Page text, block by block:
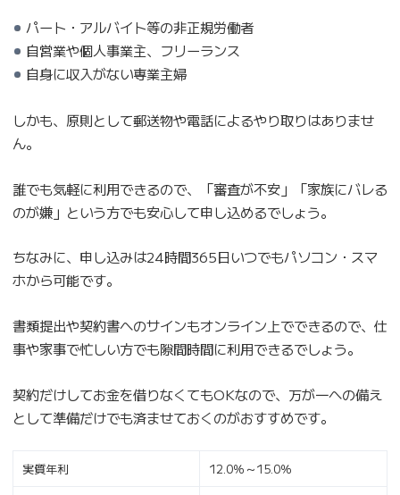
パート・アルバイト等の非正規労働者
自営業や個人事業主、フリーランス
自身に収入がない専業主婦
しかも、原則として郵送物や電話によるやり取りはありませ
ん。
誰でも気軽に利用できるので、「審査が不安」「家族にバレる
のが嫌」という方でも安心して申し込めるでしょう。
ちなみに、申し込みは24時間365日いつでもパソコン・スマ
ホから可能です。
書類提出や契約書へのサインもオンライン上でできるので、仕
事や家事で忙しい方でも隙間時間に利用できるでしょう。
契約だけしてお金を借りなくてもOKなので、万が一への備え
として準備だけでも済ませておくのがおすすめです。
実質年利 12.0％～15.0％